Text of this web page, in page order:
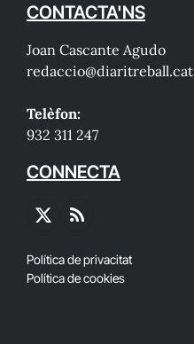
CONTACTA'NS
Joan Cascante Agudo
redaccio@diaritreball.cat
Telèfon:
932 311 247
CONNECTA
X
RSS
Política de privacitat
Política de cookies